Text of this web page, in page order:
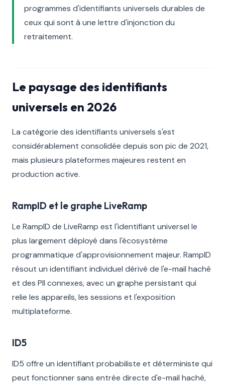
programmes d'identifiants universels durables de
ceux qui sont à une lettre d'injonction du
retraitement.
Le paysage des identifiants
universels en 2026
La catégorie des identifiants universels s'est
considérablement consolidée depuis son pic de 2021,
mais plusieurs plateformes majeures restent en
production active.
RampID et le graphe LiveRamp
Le RampID de LiveRamp est l'identifiant universel le
plus largement déployé dans l'écosystème
programmatique d'approvisionnement majeur. RampID
résout un identifiant individuel dérivé de l'e-mail haché
et des PII connexes, avec un graphe persistant qui
relie les appareils, les sessions et l'exposition
multiplateforme.
ID5
ID5 offre un identifiant probabiliste et déterministe qui
peut fonctionner sans entrée directe d'e-mail haché,